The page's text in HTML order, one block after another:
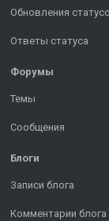
Обновления
Ответы статуса
Форумы
Темы
Сообщения
Блоги
Записи блога
Комментарии блога